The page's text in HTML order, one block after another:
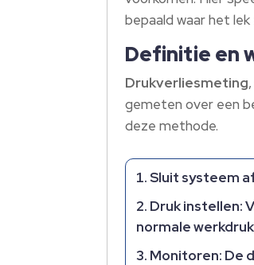
bepaald waar het
Definitie en
Drukverliesmeting
gemeten over een
deze methode.
Sluit systeem
Druk instellen:
normale
Monitoren: De